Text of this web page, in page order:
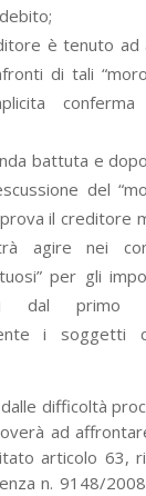
è tenuto ad
di tali
battuta e
del
il creditore
agire nei
per gli
dal primo
i soggetti
difficoltà
ad
articolo 63,
n. 9148/